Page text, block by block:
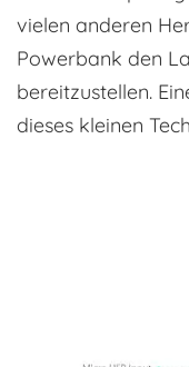
vielen anderen
Powerbank den
bereitzustellen.
dieses kleinen